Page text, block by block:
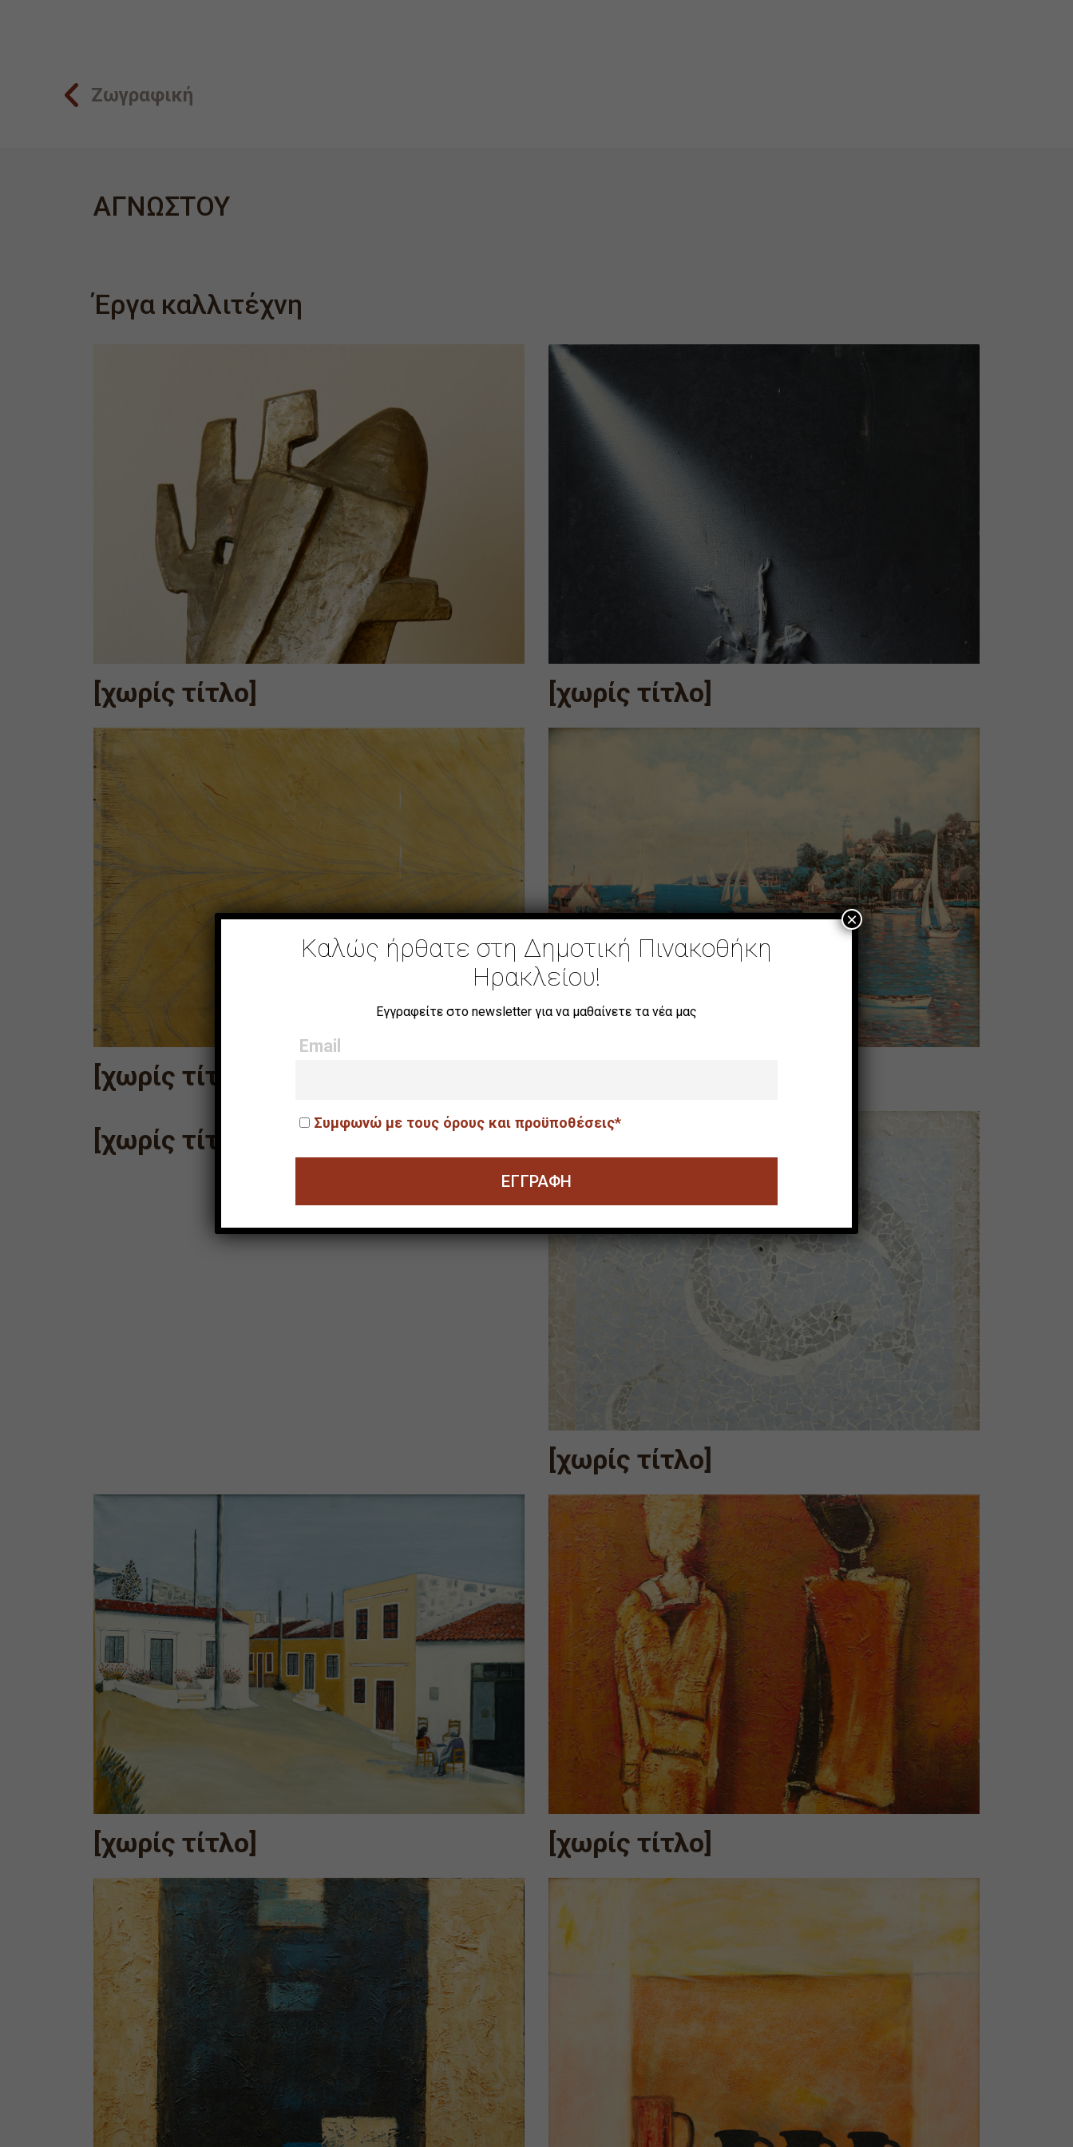
Ζωγραφική
ΑΓΝΩΣΤΟΥ
Έργα καλλιτέχνη
[χωρίς τίτλο] [χωρίς τίτλο]
[χωρίς τίτλο]
[χωρίς τίτλο]
[χωρίς τίτλο]
[χωρίς τίτλο] [χωρίς τίτλο]
Καλώς ήρθατε στη Δημοτική Πινακοθήκη
Ηρακλείου!
Εγγραφείτε στο newsletter για να μαθαίνετε τα νέα μας
Email
Συμφωνώ με τους όρους και προϋποθέσεις*
×